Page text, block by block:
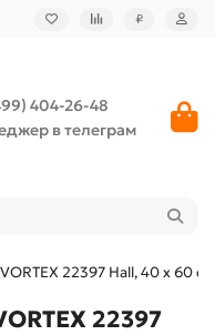
₽
404-26-48
в телеграм
22397 Hall, 40 х 60 см
22397